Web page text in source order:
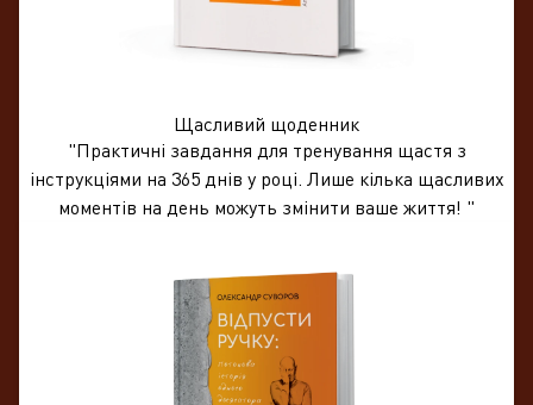
Щасливий щоденник
"Практичні завдання для тренування щастя з
інструкціями на 365 днів у році. Лише кілька щасливих
моментів на день можуть змінити ваше життя! "